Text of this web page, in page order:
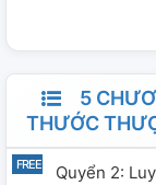
5
THƯỚC
Quyển 2: